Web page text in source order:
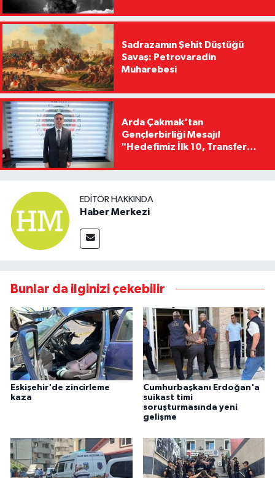
Sadrazamın Şehit Düştüğü
Savaş: Petrovaradin
Muharebesi
Arda Çakmak'tan
Gençlerbirliği Mesajı!
"Hedefimiz İlk 10, Transfer
Kaldıracağız"
EDITÖR HAKKINDA
Haber Merkezi
Bunlar da ilginizi çekebilir
Eskişehir'de zincirleme
kaza
Cumhurbaşkanı Erdoğan'a
suikast timi
soruşturmasında yeni
gelişme